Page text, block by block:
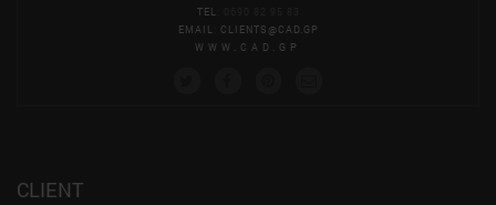
TEL
EMAIL
CLIENTS@CAD.GP
WWW.CAD.GP
CLIENT